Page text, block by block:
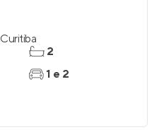
Curitiba
2
1 e 2